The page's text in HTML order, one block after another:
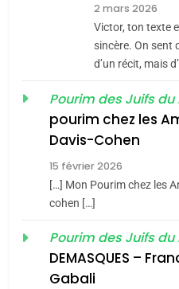
du
DAFINA
Oeil
De
«Tu
2 mars 2026
Victor, ton texte
sincère. On sent
d’un récit, mais
Pourim des Juifs du
pourim chez les
Davis-Cohen
15 février 2026
[…] Mon Pourim chez les
cohen […]
Pourim des Juifs du
DEMASQUES –
Gabali
FRANCE